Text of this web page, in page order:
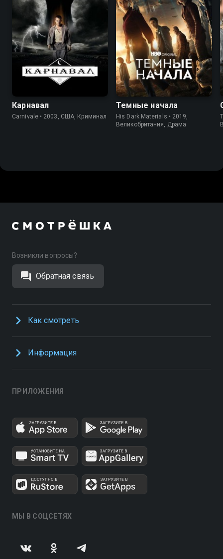
7.7 8.4
Карнавал
Carnivale • 2003, США, Криминал
7.8 7.7
Темные начала
His Dark Materials • 2019,
Великобритания, Драма
Возникли вопросы?
Обратная связь
Как смотреть
Информация
ПРИЛОЖЕНИЯ
МЫ В СОЦСЕТЯХ